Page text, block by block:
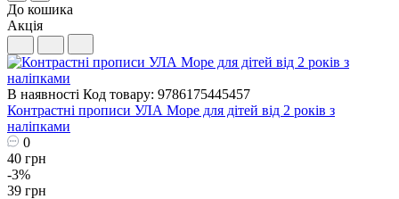
До кошика
Акція
В наявності Код товару: 9786175445457
Контрастні прописи УЛА Море для дітей від 2 років з
наліпками
0
40 грн
-3%
39 грн